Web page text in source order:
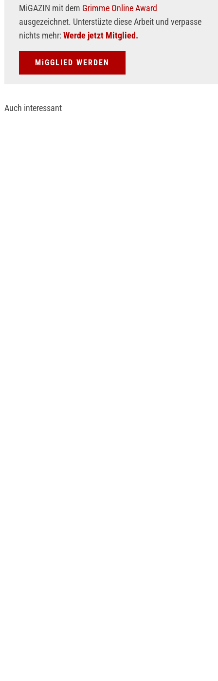
MiGAZIN mit dem Grimme Online Award
ausgezeichnet. Unterstüzte diese Arbeit und verpasse
nichts mehr: Werde jetzt Mitglied.
MiGGLIED WERDEN
Auch interessant